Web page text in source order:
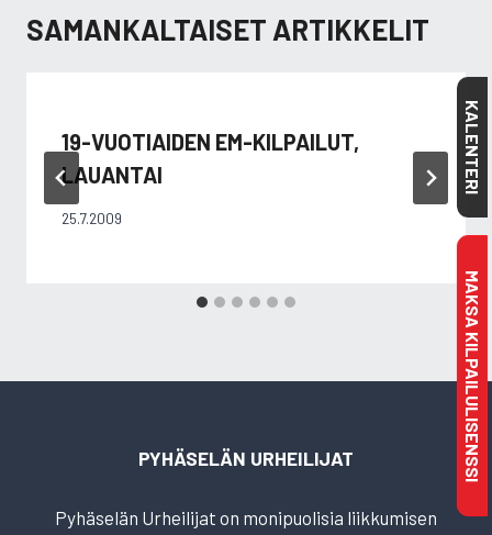
SAMANKALTAISET ARTIKKELIT
19-VUOTIAIDEN EM-KILPAILUT,
LAUANTAI
25.7.2009
PYHÄSELÄN URHEILIJAT
Pyhäselän Urheilijat on monipuolisia liikkumisen
KALENTERI
MAKSA KILPAILULISENSSI